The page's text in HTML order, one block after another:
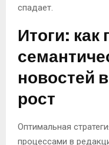
спадает.
Итоги: как
новостей
рост
Оптимальная
процессами в